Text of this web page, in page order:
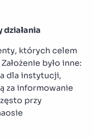
których celem
było inne:
dla instytucji,
za informowanie
przy